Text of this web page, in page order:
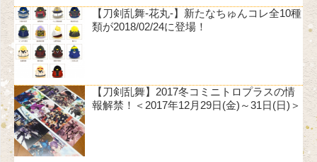
【刀剣乱舞-花丸-】新たなちゅんコレ全10種
類が2018/02/24に登場！
【刀剣乱舞】2017冬コミニトロプラスの情
報解禁！＜2017年12月29日(金)～31日(日)＞